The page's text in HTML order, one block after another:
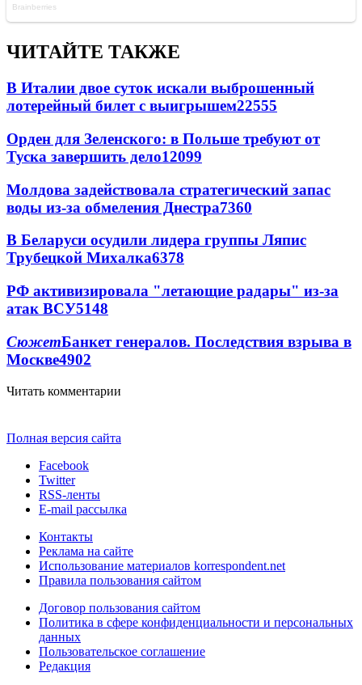
ЧИТАЙТЕ ТАКЖЕ
В Италии двое суток искали выброшенный
лотерейный билет с выигрышем22555
Орден для Зеленского: в Польше требуют от
Туска завершить дело12099
Молдова задействовала стратегический запас
воды из-за обмеления Днестра7360
В Беларуси осудили лидера группы Ляпис
Трубецкой Михалка6378
РФ активизировала "летающие радары" из-за
атак ВСУ5148
СюжетБанкет генералов. Последствия взрыва в
Москве4902
Читать комментарии
Полная версия сайта
Facebook
Twitter
RSS-ленты
E-mail рассылка
Контакты
Реклама на сайте
Использование материалов korrespondent.net
Правила пользования сайтом
Договор пользования сайтом
Политика в сфере конфиденциальности и персональных
данных
Пользовательское соглашение
Редакция